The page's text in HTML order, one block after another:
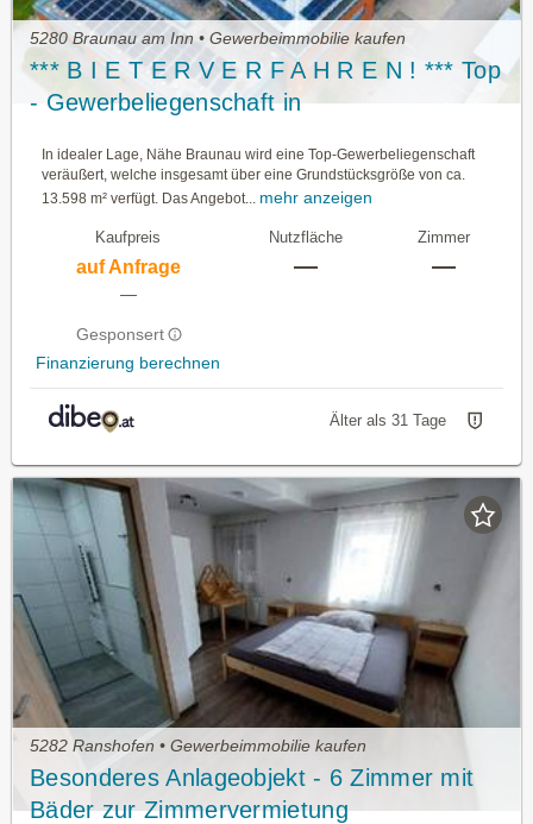
5280 Braunau am Inn • Gewerbeimmobilie kaufen
*** B I E T E R V E R F A H R E N ! *** Top
- Gewerbeliegenschaft in
In idealer Lage, Nähe Braunau wird eine Top-Gewerbeliegenschaft
veräußert, welche insgesamt über eine Grundstücksgröße von ca.
13.598 m² verfügt. Das Angebot... mehr anzeigen
Kaufpreis
auf Anfrage
—
Gesponsert
Finanzierung berechnen
Nutzfläche
—
Zimmer
—
Älter als 31 Tage
5282 Ranshofen • Gewerbeimmobilie kaufen
Besonderes Anlageobjekt - 6 Zimmer mit
Bäder zur Zimmervermietung